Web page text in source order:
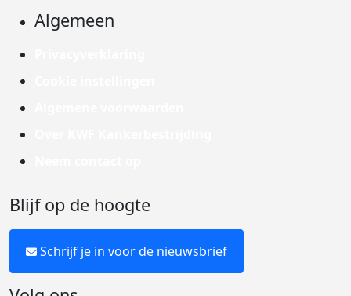
Algemeen
Blijf op de hoogte
Schrijf je in voor de nieuwsbrief